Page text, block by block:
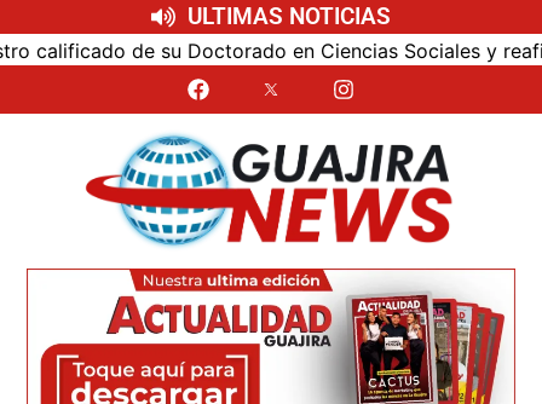
ULTIMAS NOTICIAS
de su Doctorado en Ciencias Sociales y reafirmó